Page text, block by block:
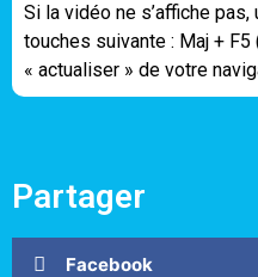
Si la vidéo ne s’affiche
touches suivante : Maj + F5
« actualiser » de votre
Partager
Facebook